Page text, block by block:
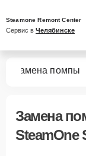
Steamone Remont Center
Сервис в Челябинске
Замена помпы
Замена
SteamOne